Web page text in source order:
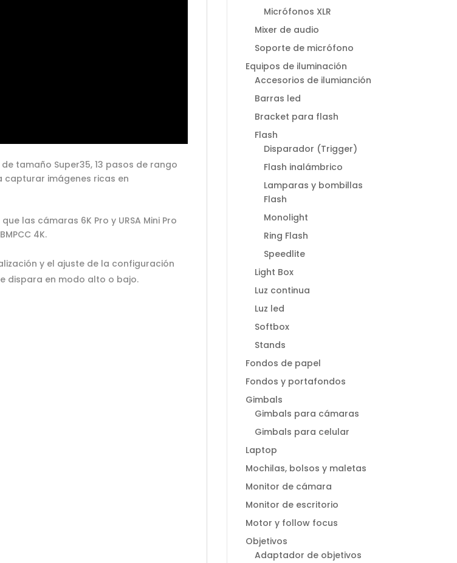
tamaño Super35, 13 pasos de rango
capturar imágenes ricas en
las cámaras 6K Pro y URSA Mini Pro
4K.
y el ajuste de la configuración
dispara en modo alto o bajo.
Micrófonos XLR
Mixer de audio
Soporte de micrófono
Equipos de iluminación
Accesorios de ilumianción
Barras led
Bracket para flash
Flash
Disparador (Trigger)
Flash inalámbrico
Lamparas y bombillas
Flash
Monolight
Ring Flash
Speedlite
Light Box
Luz continua
Luz led
Softbox
Stands
Fondos de papel
Fondos y portafondos
Gimbals
Gimbals para cámaras
Gimbals para celular
Laptop
Mochilas, bolsos y maletas
Monitor de cámara
Monitor de escritorio
Motor y follow focus
Objetivos
Adaptador de objetivos